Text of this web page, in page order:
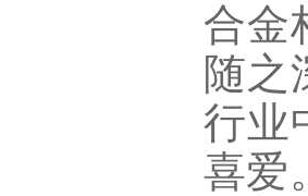
合金
随之
行业
喜爱